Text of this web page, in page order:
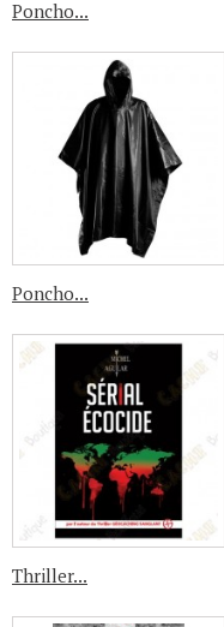
Poncho...
Poncho...
Thriller...